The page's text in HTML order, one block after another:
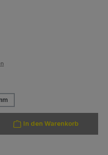
In den Warenkorb